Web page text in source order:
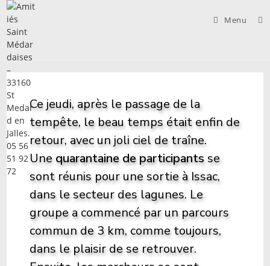
Skip
content
Menu
Ce jeudi, après le passage de la
tempête, le beau temps était enfin de
retour, avec un joli ciel de traîne.
Unequarantaine de participantsse
sont réunis pour une sortie à Issac,
dans le secteur des lagunes. Le
groupe a commencé par un parcours
commun de 3 km, comme toujours,
dans le plaisir de se retrouver.